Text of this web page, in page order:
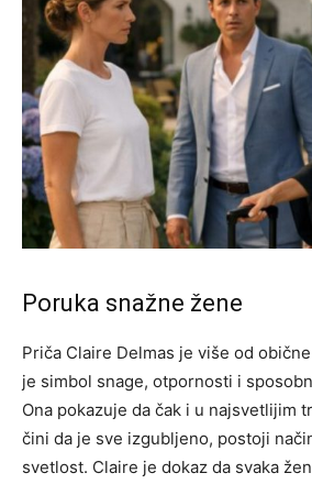
Poruka snažne žene
Priča Claire Delmas je više od
je simbol snage, otpornosti i
Ona pokazuje da čak i u najsvetlijim
čini da je sve izgubljeno, postoji
svetlost. Claire je dokaz da svaka